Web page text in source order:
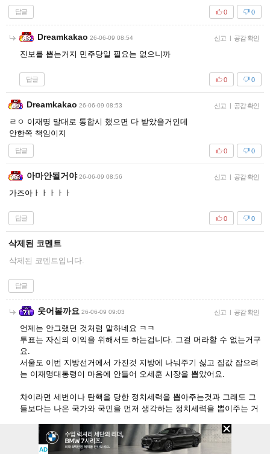
답글 0
0
Dreamkakao 26-06-09 08:54 신고 | 공감 확인
진보를 뽑는거지 민주당일 필요는 없으니까
답글 0
0
Dreamkakao 26-06-09 08:53 신고 | 공감 확인
ㄹㅇ 이재명 말대로 통합시 했으면 다 받았을거인데
안한쪽 책임이지
답글 0
0
아마안될거야 26-06-09 08:56 신고 | 공감 확인
가즈아ㅏㅏㅏㅏㅏ
답글 0
0
삭제된 코멘트
삭제된 코멘트입니다.
답글
웃어볼까요 26-06-09 09:03 신고 | 공감 확인
언제는 안그랬던 것처럼 말하네요 ㅋㅋ
투표는 자신의 이익을 위해서도 하는겁니다. 그걸 머라할 수 없는거구
요.
서울도 이번 지방선거에서 가진것 지방에 나눠주기 싫고 집값 잡으려
는 이재명대통령이 마음에 안들어 오세훈 시장을 뽑았어요.
차이라면 세번이나 탄핵을 당한 정치세력을 뽑아주는것과 그래도 그
들보다는 나은 국가와 국민을 먼저 생각하는 정치세력을 뽑이주는 거
녀네가 그러니 우리도 그러겠다? 세번이나 탄핵당한 정치세력을 뽑아
주며 챙피하지도 않나? 챙피함을 알면 너희도 그러니 우리도 그러겠다
AD